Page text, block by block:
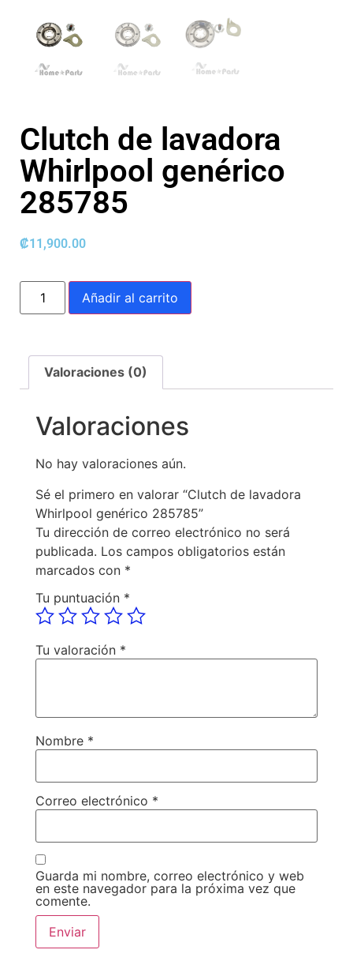
Clutch de lavadora
Whirlpool genérico
285785
₡11,900.00
Añadir al carrito
Valoraciones (0)
Valoraciones
No hay valoraciones aún.
Sé el primero en valorar “Clutch de lavadora
Whirlpool genérico 285785”
Tu dirección de correo electrónico no será
publicada. Los campos obligatorios están
marcados con *
Tu puntuación *
Tu valoración *
Nombre *
Correo electrónico *
Guarda mi nombre, correo electrónico y web
en este navegador para la próxima vez que
comente.